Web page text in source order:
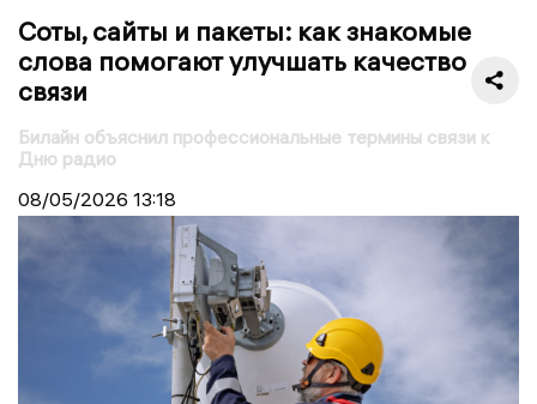
Соты, сайты и пакеты: как знакомые
слова помогают улучшать качество
связи
Билайн объяснил профессиональные термины связи к
Дню радио
08/05/2026 13:18